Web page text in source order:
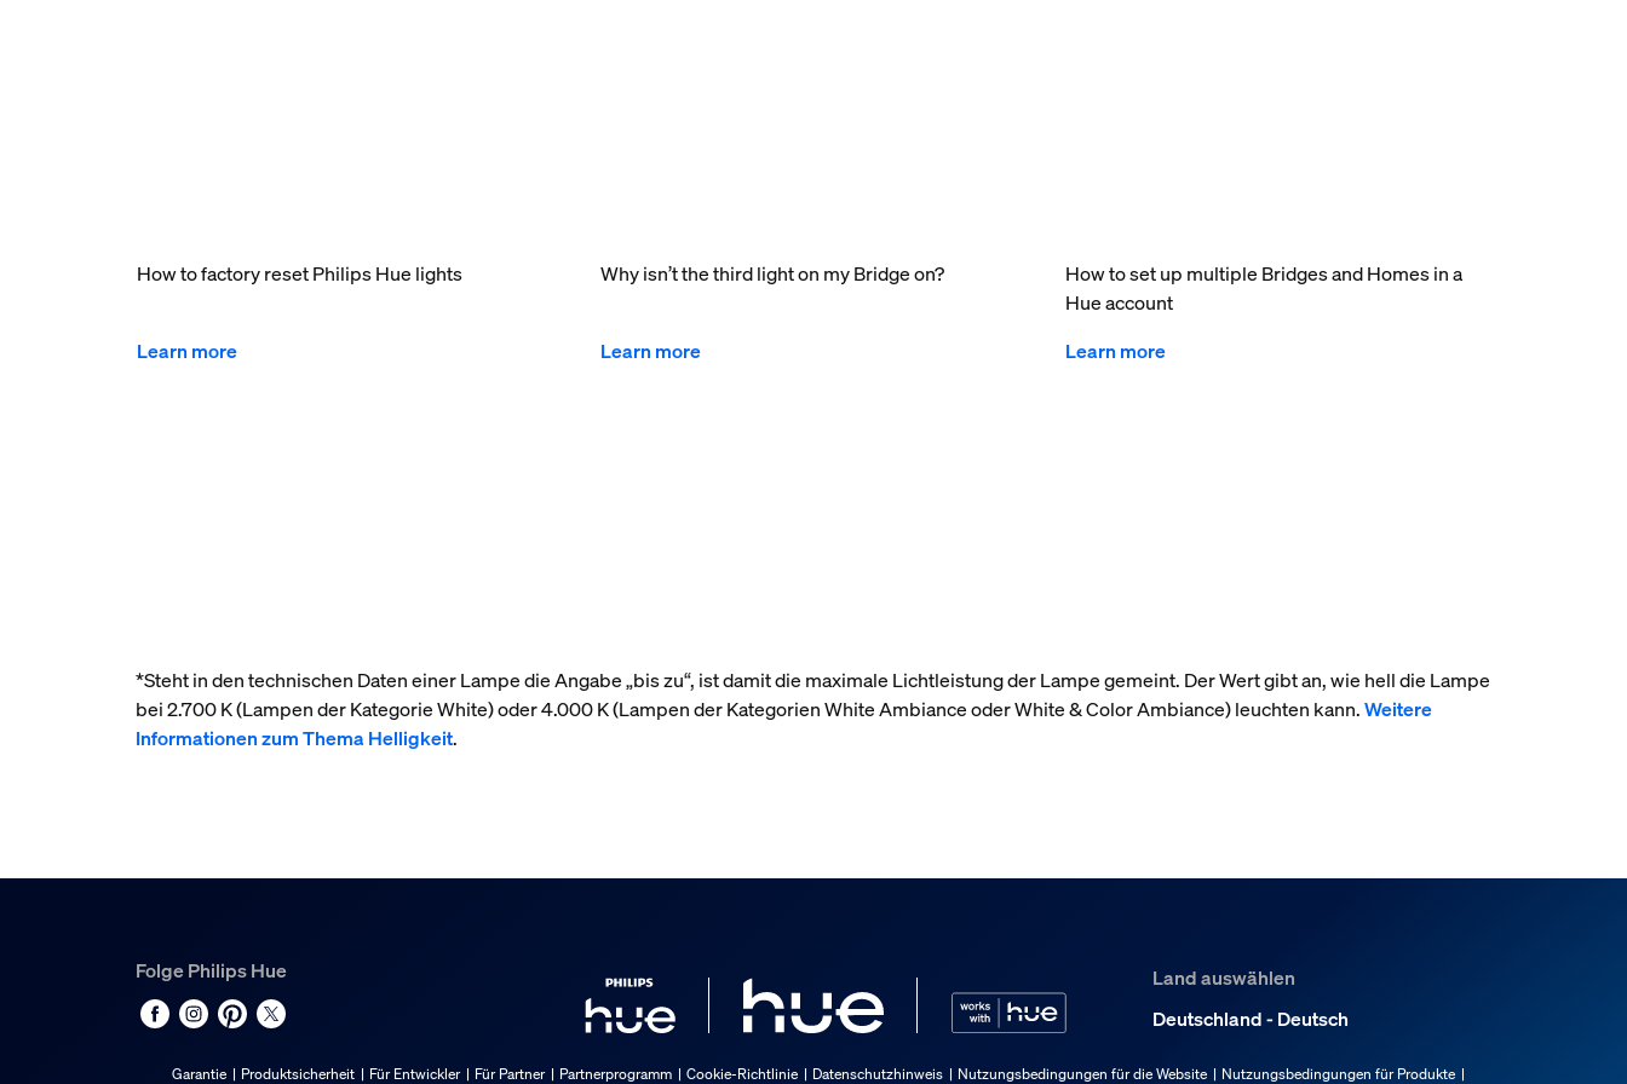
How to factory reset Philips Hue lights
Learn more
Why isn’t the third light on my Bridge on?
Learn more
How to set up multiple Bridges and Homes in a
Hue account
Learn more
*Steht in den technischen Daten einer Lampe die Angabe „bis zu“, ist damit die maximale Lichtleistung der Lampe gemeint. Der Wert gibt an, wie hell die Lampe
bei 2.700 K (Lampen der Kategorie White) oder 4.000 K (Lampen der Kategorien White Ambiance oder White & Color Ambiance) leuchten kann.Weitere
Informationen zum Thema Helligkeit.
Folge Philips Hue
Land auswählen
Deutschland - Deutsch
Garantie Produktsicherheit Für Entwickler Für Partner Partnerprogramm Cookie-Richtlinie Datenschutzhinweis Nutzungsbedingungen für die Website Nutzungsbedingungen für Produkte